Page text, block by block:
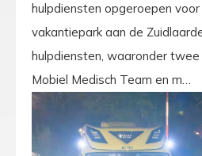
hulpdiensten opgeroepen
vakantiepark aan de
hulpdiensten, waaronder
Mobiel Medisch Team en m…